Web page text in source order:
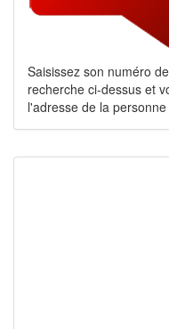
Saisissez son numéro
recherche ci-dessus et
l'adresse de la